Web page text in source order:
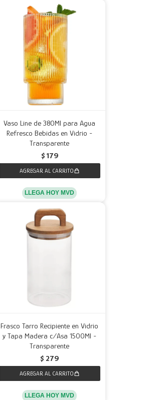
Vaso Line de 380Ml para Agua
Refresco Bebidas en Vidrio -
Transparente
$ 179
LLEGA HOY MVD
Frasco Tarro Recipiente en Vidrio
y Tapa Madera c/Asa 1500Ml -
Transparente
$ 279
LLEGA HOY MVD